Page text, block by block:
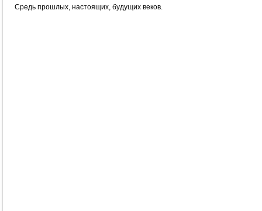
Средь прошлых, настоящих, будущих веков.